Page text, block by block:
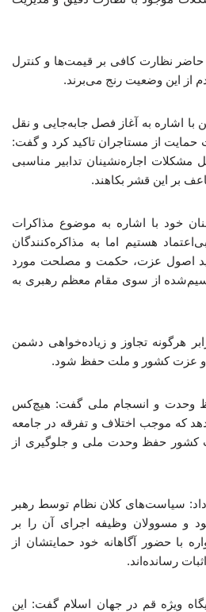
حاضر نظارت کافی بر قیمت‌ها و کنترل
از این وضعیت رنج می‌برند.
با اشاره به آغاز فصل جابه‌جایی و نقل
حمایت از مستاجران تاکید کرد و گفت:
اجاره‌نشینان تدابیر مناسبی
بر این قشر بکاهند.
خود با اشاره به موضوع مذاکرات
هستیم اما به مذاکره‌کنندگان
اصول عزت، حکمت و مصلحت مورد
از سوی مقام معظم رهبری به
هرگونه تجاوز و زیاده‌خواهی دشمن
و عزت کشور و ملت حفظ شود.
وحدت و انسجام ملی گفت: هیچ‌کس
که موجب اختلاف و تفرقه در جامعه
کشور حفظ وحدت ملی و جلوگیری از
داد: سیاست‌های کلان نظام توسط رهبر
و مسوولان وظیفه اجرای آن را بر
با حضور آگاهانه خود حمایتشان از
رسانده‌اند.
ویژه قم در جهان اسلام گفت: این